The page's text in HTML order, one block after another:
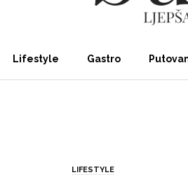
Lifestyle Gastro
LIFESTYLE